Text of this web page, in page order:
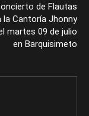
de Flautas
la Cantoría Jhonny
martes 09 de julio
en Barquisimeto